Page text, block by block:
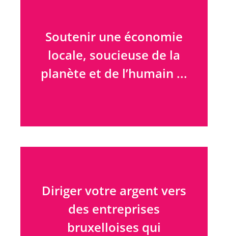
préféré·e !
Soutenir une économie
locale, soucieuse de la
planète et de l’humain ...
marchés internationaux,
opaques et lancés dans
la course au profit.
Diriger votre argent vers
des entreprises
bruxelloises qui